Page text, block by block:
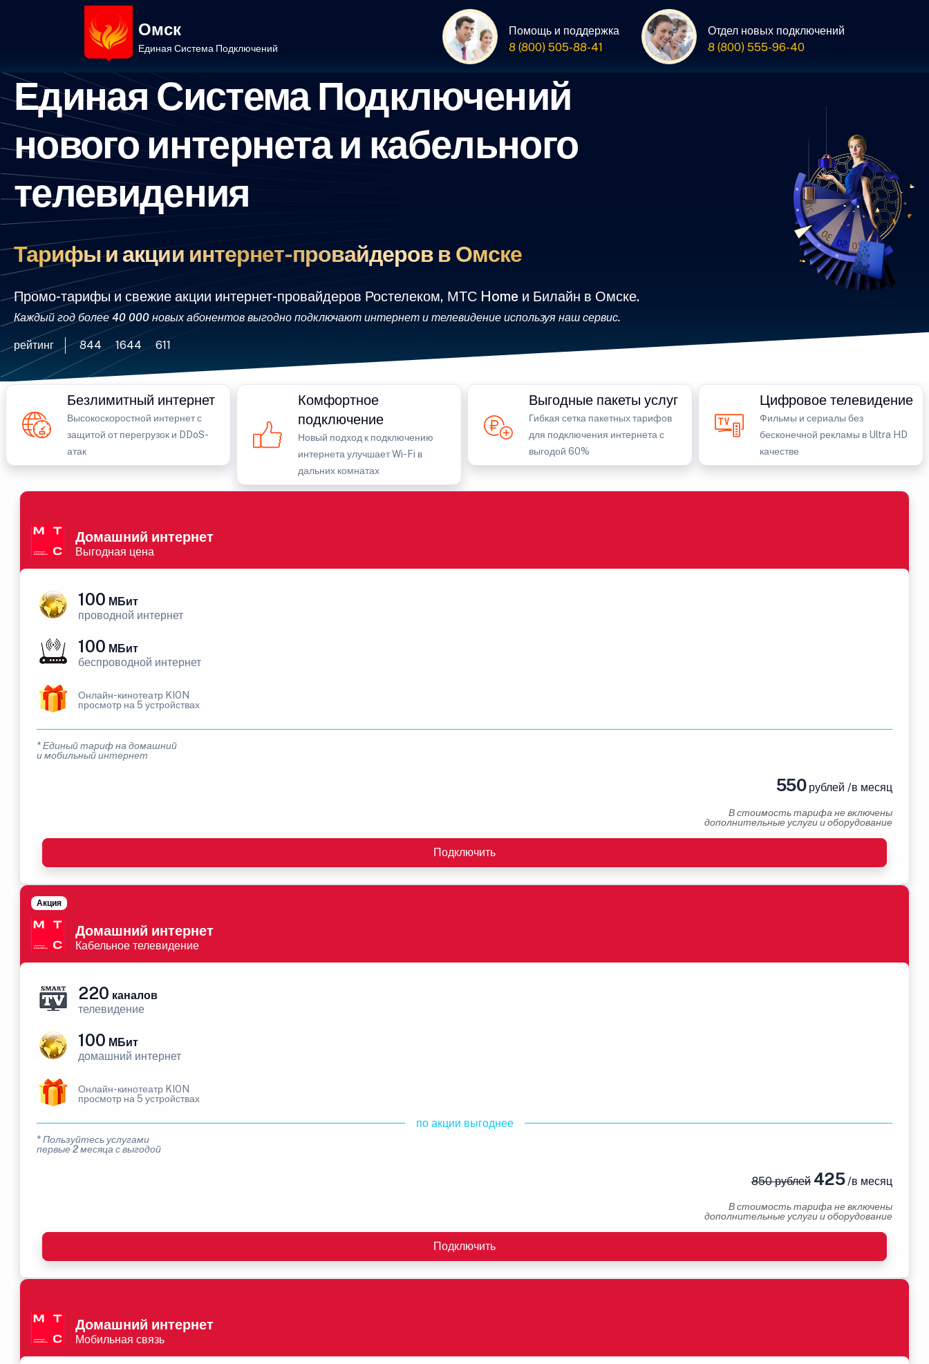
Омск
Единая Система Подключений
Помощь и поддержка
8 (800) 505-88-41
Отдел новых подключений
8 (800) 555-96-40
Единая Система Подключений
нового интернета и кабельного
телевидения
Тарифы и акции интернет-провайдеров в Омске
Промо-тарифы и свежие акции интернет-провайдеров Ростелеком, МТС Home и Билайн в Омске.
Каждый год более 40 000 новых абонентов выгодно подключают интернет и телевидение используя наш сервис.
рейтинг 844 1644 611
Безлимитный интернет
Высокоскоростной интернет с
защитой от перегрузок и DDoS-
атак
Комфортное
подключение
Новый подход к подключению
интернета улучшает Wi-Fi в
дальних комнатах
Выгодные пакеты услуг
Гибкая сетка пакетных тарифов
для подключения интернета с
выгодой 60%
Цифровое телевидение
Фильмы и сериалы без
бесконечной рекламы в Ultra HD
качестве
Домашний интернет
Выгодная цена
100 МБит
проводной интернет
100 МБит
беспроводной интернет
Онлайн-кинотеатр KION
просмотр на 5 устройствах
* Единый тариф на домашний
и мобильный интернет
550рублей /в месяц
В стоимость тарифа не включены
дополнительные услуги и оборудование
Подключить
Домашний интернет
Кабельное телевидение
Акция
220 каналов
телевидение
100 МБит
домашний интернет
Онлайн-кинотеатр KION
просмотр на 5 устройствах
по акции выгоднее
* Пользуйтесь услугами
первые 2 месяца с выгодой
850 рублей425/в месяц
В стоимость тарифа не включены
дополнительные услуги и оборудование
Подключить
Домашний интернет
Мобильная связь